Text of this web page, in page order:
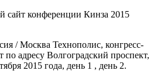
сайт конференции Кинза 2015
/ Москва Технополис, конгресс-
адресу Волгоградский проспект,
2015 года, день 1 , день 2.